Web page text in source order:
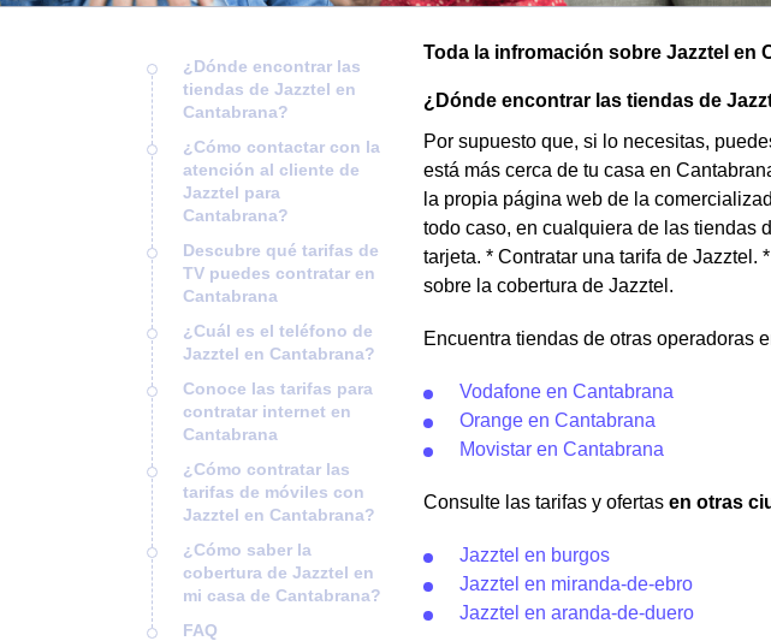
¿Dónde encontrar las
tiendas de Jazztel en
Cantabrana?
¿Cómo contactar con la
atención al cliente de
Jazztel para
Cantabrana?
Descubre qué tarifas de
TV puedes contratar en
Cantabrana
¿Cuál es el teléfono de
Jazztel en Cantabrana?
Conoce las tarifas para
contratar internet en
Cantabrana
¿Cómo contratar las
tarifas de móviles con
Jazztel en Cantabrana?
¿Cómo saber la
cobertura de Jazztel en
mi casa de Cantabrana?
FAQ
Toda la infromación sobre Jazztel en
¿Dónde encontrar las tiendas de
Por supuesto que, si lo necesitas,
está más cerca de tu casa en
la propia página web de la
todo caso, en cualquiera de las tiendas
tarjeta. * Contratar una tarifa de Jazztel.
sobre la cobertura de Jazztel.
Encuentra tiendas de otras operadoras
Vodafone en Cantabrana
Orange en Cantabrana
Movistar en Cantabrana
Consulte las tarifas y ofertas en otras
Jazztel en burgos
Jazztel en miranda-de-ebro
Jazztel en aranda-de-duero